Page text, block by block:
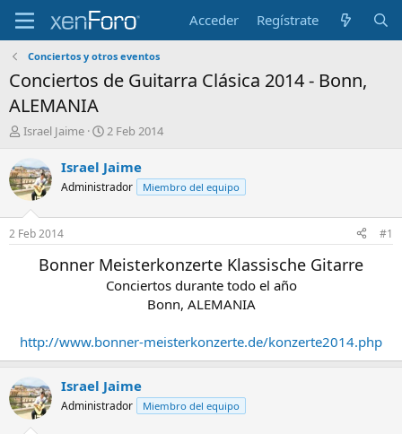
Acceder Regístrate
Conciertos y otros eventos
Conciertos de Guitarra Clásica 2014 - Bonn,
ALEMANIA
I
i
c
i
a
d
o
e
Israel Jaime
F
c
h
a
i
n
i
c
2 Feb 2014
Israel Jaime
Administrador Miembro del equipo
2 Feb 2014 #1
Bonner Meisterkonzerte Klassische Gitarre
Conciertos durante todo el año
Bonn, ALEMANIA
http://www.bonner-meisterkonzerte.de/konzerte2014.php
Israel Jaime
Administrador Miembro del equipo